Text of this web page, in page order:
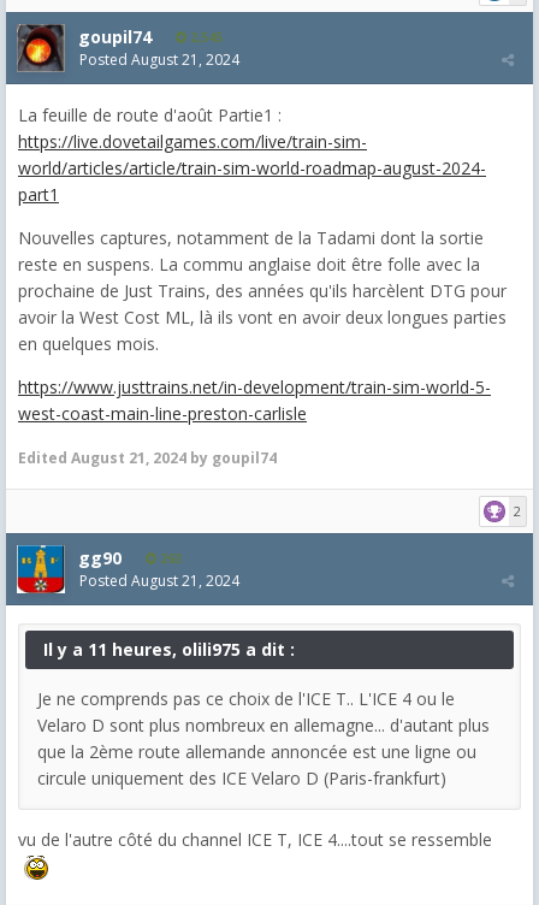
goupil74 2,545
Posted August 21, 2024
La feuille de route d'août Partie1 :
https://live.dovetailgames.com/live/train-sim-
world/articles/article/train-sim-world-roadmap-august-2024-
part1
Nouvelles captures, notamment de la Tadami dont la sortie
reste en suspens. La commu anglaise doit être folle avec la
prochaine de Just Trains, des années qu'ils harcèlent DTG pour
avoir la West Cost ML, là ils vont en avoir deux longues parties
en quelques mois.
https://www.justtrains.net/in-development/train-sim-world-5-
west-coast-main-line-preston-carlisle
Edited August 21, 2024 by goupil74
2
gg90 263
Posted August 21, 2024
Il y a 11 heures, olili975 a dit :
Je ne comprends pas ce choix de l'ICE T.. L'ICE 4 ou le
Velaro D sont plus nombreux en allemagne... d'autant plus
que la 2ème route allemande annoncée est une ligne ou
circule uniquement des ICE Velaro D (Paris-frankfurt)
vu de l'autre côté du channel ICE T, ICE 4....tout se ressemble